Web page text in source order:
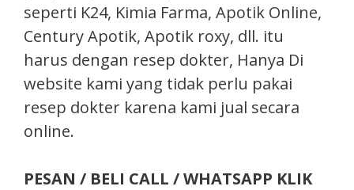
seperti K24, Kimia Farma, Apotik Online,
Century Apotik, Apotik roxy, dll. itu
harus dengan resep dokter, Hanya Di
website kami yang tidak perlu pakai
resep dokter karena kami jual secara
online.
PESAN / BELI CALL / WHATSAPP KLIK